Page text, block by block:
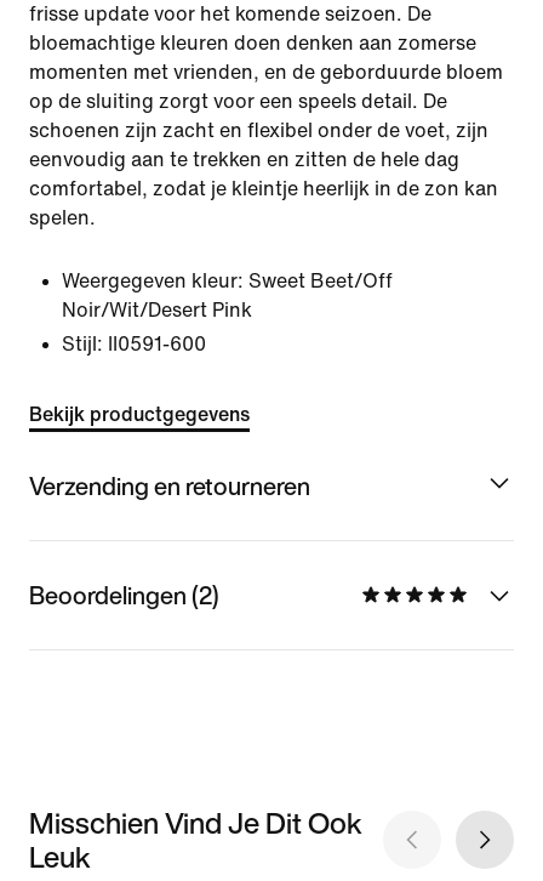
frisse update voor het komende seizoen. De
bloemachtige kleuren doen denken aan zomerse
momenten met vrienden, en de geborduurde bloem
op de sluiting zorgt voor een speels detail. De
schoenen zijn zacht en flexibel onder de voet, zijn
eenvoudig aan te trekken en zitten de hele dag
comfortabel, zodat je kleintje heerlijk in de zon kan
spelen.
Weergegeven kleur: Sweet Beet/Off
Noir/Wit/Desert Pink
Stijl:
II0591-600
Bekijk productgegevens
Verzending en retourneren
Beoordelingen (2)
Misschien Vind Je Dit Ook
Leuk